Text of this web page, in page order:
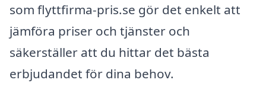
som flyttfirma-pris.se gör det enkelt att
jämföra priser och tjänster och
säkerställer att du hittar det bästa
erbjudandet för dina behov.